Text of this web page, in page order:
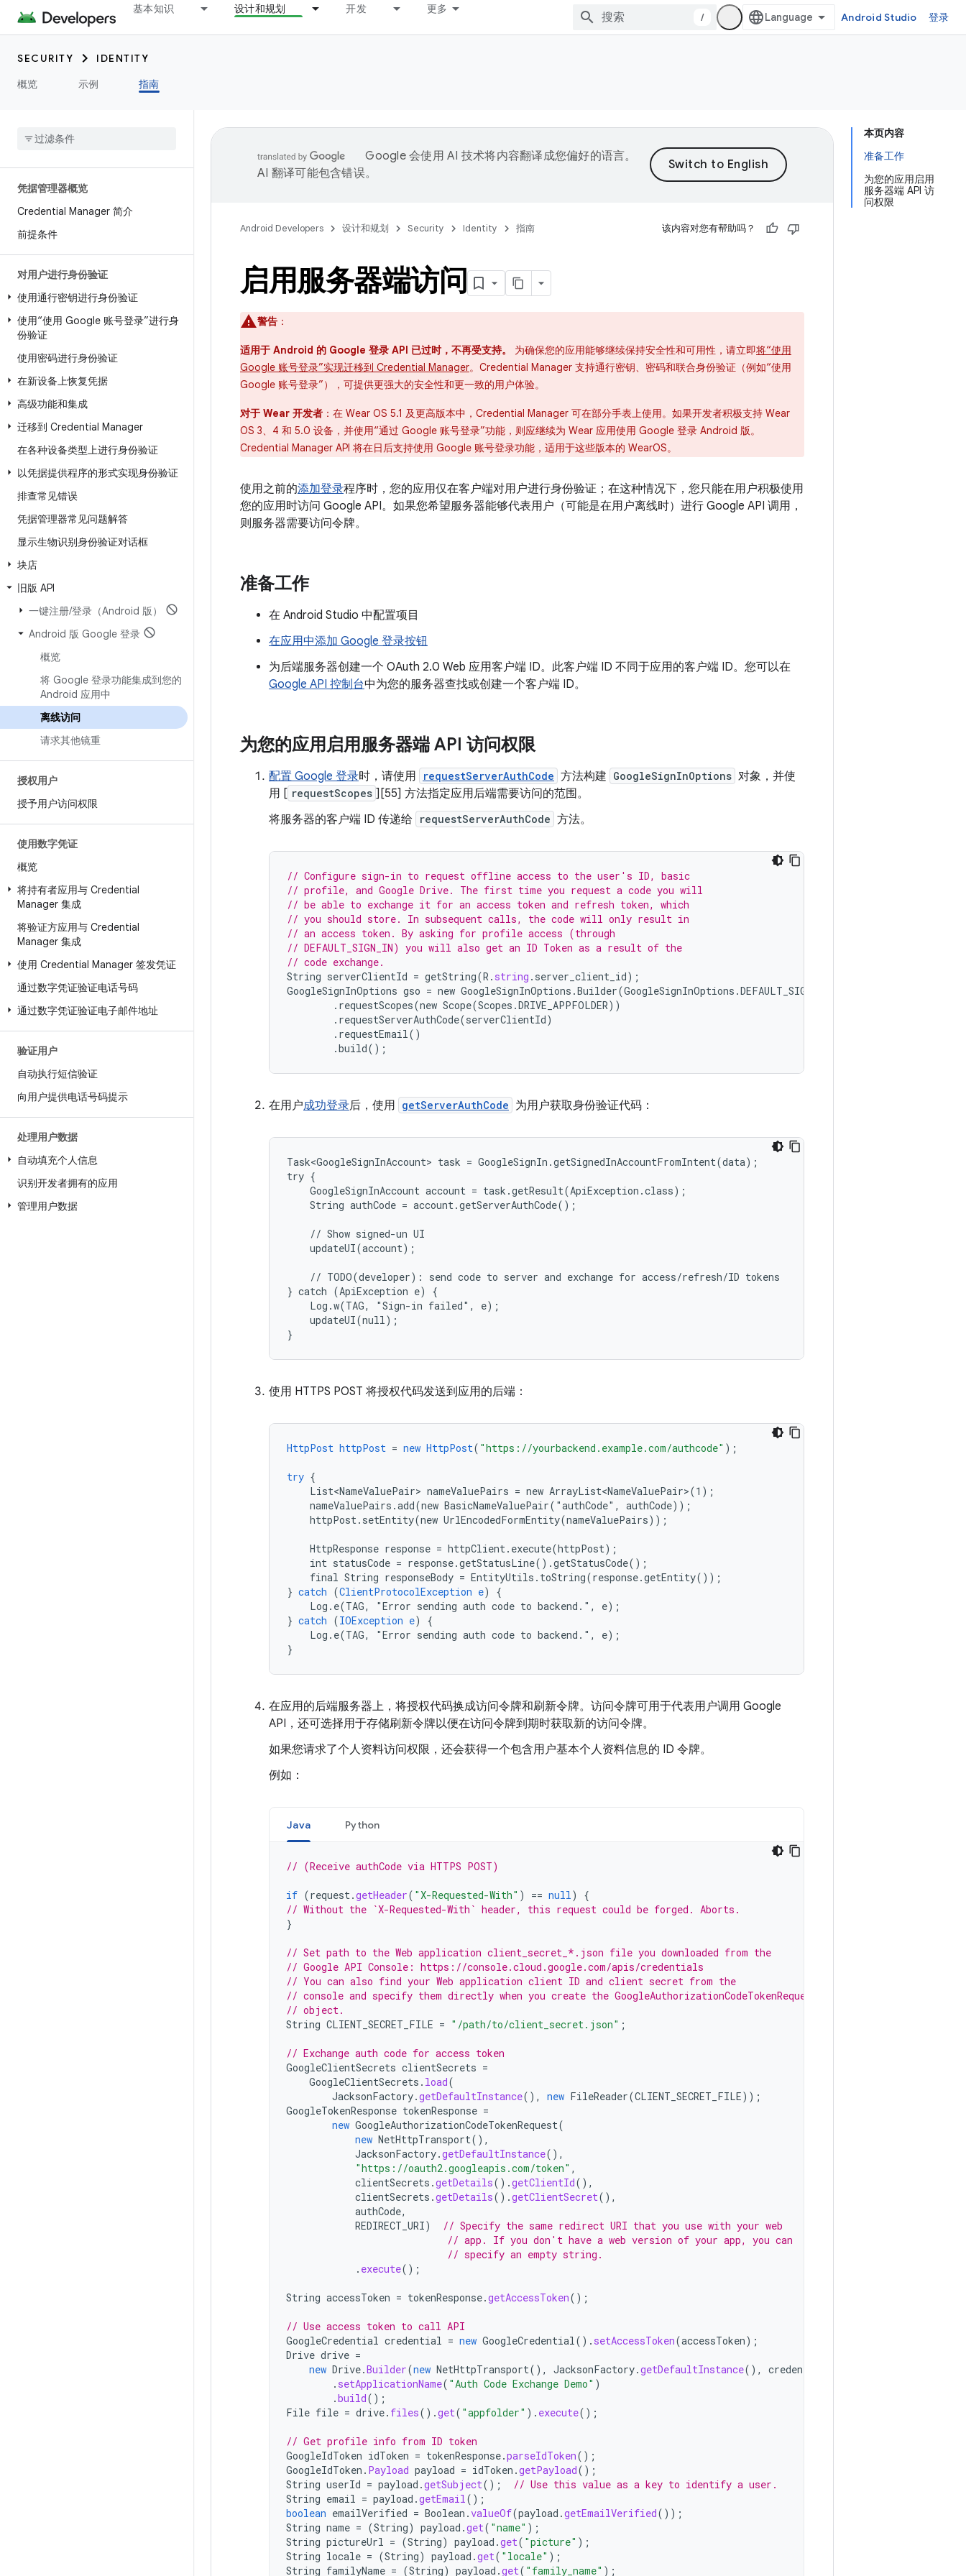
基本知识 设计和规划 开发 更多
/ Android Studio 登录
SECURITY
IDENTITY
概览
示例 指南
凭据管理器概览
Credential Manager 简介
前提条件
对用户进行身份验证
使用通行密钥进行身份验证
使用“使用 Google 账号登录”进行身
份验证
使用密码进行身份验证
在新设备上恢复凭据
高级功能和集成
迁移到 Credential Manager
在各种设备类型上进行身份验证
以凭据提供程序的形式实现身份验证
排查常见错误
凭据管理器常见问题解答
显示生物识别身份验证对话框
块店
旧版 API
一键注册/登录（Android 版）
Android 版 Google 登录
概览
将 Google 登录功能集成到您的
Android 应用中
离线访问
请求其他镜重
授权用户
授予用户访问权限
使用数字凭证
概览
将持有者应用与 Credential
Manager 集成
将验证方应用与 Credential
Manager 集成
使用 Credential Manager 签发凭证
通过数字凭证验证电话号码
通过数字凭证验证电子邮件地址
验证用户
自动执行短信验证
向用户提供电话号码提示
处理用户数据
自动填充个人信息
识别开发者拥有的应用
管理用户数据
本页内容
准备工作
为您的应用启用
服务器端 API 访
问权限
Google 会使用 AI 技术将内容翻译成您偏好的语言。
AI 翻译可能包含错误。
Android Developers 设计和规划 Security Identity 指南 该内容对您有帮助吗？
启用服务器端访问
警告 ：
适用于 Android 的 Google 登录 API 已过时，不再受支持。 为确保您的应用能够继续保持安全性和可用性，请立即将“使用
Google 账号登录”实现迁移到 Credential Manager。Credential Manager 支持通行密钥、密码和联合身份验证（例如“使用
Google 账号登录”），可提供更强大的安全性和更一致的用户体验。
对于 Wear 开发者 ：在 Wear OS 5.1 及更高版本中，Credential Manager 可在部分手表上使用。如果开发者积极支持 Wear
OS 3、4 和 5.0 设备，并使用“通过 Google 账号登录”功能，则应继续为 Wear 应用使用 Google 登录 Android 版。
Credential Manager API 将在日后支持使用 Google 账号登录功能，适用于这些版本的 WearOS。
使用之前的添加登录程序时，您的应用仅在客户端对用户进行身份验证；在这种情况下，您只能在用户积极使用
您的应用时访问 Google API。如果您希望服务器能够代表用户（可能是在用户离线时）进行 Google API 调用，
则服务器需要访问令牌。
准备工作
在 Android Studio 中配置项目
在应用中添加 Google 登录按钮
为后端服务器创建一个 OAuth 2.0 Web 应用客户端 ID。此客户端 ID 不同于应用的客户端 ID。您可以在
Google API 控制台中为您的服务器查找或创建一个客户端 ID。
为您的应用启用服务器端 API 访问权限
配置 Google 登录时，请使用 requestServerAuthCode 方法构建 GoogleSignInOptions 对象，并使
用 [ requestScopes ][55] 方法指定应用后端需要访问的范围。
将服务器的客户端 ID 传递给 requestServerAuthCode 方法。
// Configure sign-in to request offline access to the user's ID, basic
// profile, and Google Drive. The first time you request a code you will
// be able to exchange it for an access token and refresh token, which
// you should store. In subsequent calls, the code will only result in
// an access token. By asking for profile access (through
// DEFAULT_SIGN_IN) you will also get an ID Token as a result of the
// code exchange.
String serverClientId = getString(R . string . server_client_id);
GoogleSignInOptions gso = new GoogleSignInOptions .Builder(GoogleSignInOptions .DEFAULT_SIGN_IN
. requestScopes(new Scope(Scopes .DRIVE_APPFOLDER))
. requestServerAuthCode(serverClientId)
. requestEmail()
.build();
在用户成功登录后，使用 getServerAuthCode 为用户获取身份验证代码：
Task<GoogleSignInAccount> task = GoogleSignIn.getSignedInAccountFromIntent(data);
try {
    GoogleSignInAccount account = task.getResult(ApiException.class);
    String authCode = account.getServerAuthCode();
    // Show signed-un UI
    updateUI(account);
    // TODO(developer): send code to server and exchange for access/refresh/ID tokens
} catch (ApiException e) {
    Log.w(TAG, "Sign-in failed", e);
    updateUI(null);
}
使用 HTTPS POST 将授权代码发送到应用的后端：
HttpPost httpPost = new HttpPost( "https://yourbackend.example.com/authcode" );
try {
List<NameValuePair> nameValuePairs = new ArrayList<NameValuePair>(1) ;
nameValuePairs.add(new BasicNameValuePair("authCode", authCode)) ;
httpPost.setEntity(new UrlEncodedFormEntity(nameValuePairs)) ;
HttpResponse response = httpClient.execute(httpPost) ;
int statusCode = response.getStatusLine().getStatusCode() ;
final String responseBody = EntityUtils.toString(response.getEntity()) ;
} catch (ClientProtocolException e)
{
Log.e(TAG,
"Error sending auth code to backend.", e) ;
} catch (IOException e)
{
Log.e(TAG,
"Error sending auth code to backend.", e) ;
}
在应用的后端服务器上，将授权代码换成访问令牌和刷新令牌。访问令牌可用于代表用户调用 Google
API，还可选择用于存储刷新令牌以便在访问令牌到期时获取新的访问令牌。
如果您请求了个人资料访问权限，还会获得一个包含用户基本个人资料信息的 ID 令牌。
例如：
Java Python
// (Receive authCode via HTTPS POST)
if (request.getHeader( "X-Requested-With" ) == null)
{
// Without the `X-Requested-With` header, this request could be forged. Aborts.
}
// Set path to the Web application client_secret_*.json file you downloaded from the
// Google API Console: https://console.cloud.google.com/apis/credentials
// You can also find your Web application client ID and client secret from the
// console and specify them directly when you create the GoogleAuthorizationCodeTokenRequest
// object.
String CLIENT_SECRET_FILE = "/path/to/client_secret.json" ;
// Exchange auth code for access token
GoogleClientSecrets clientSecrets =
GoogleClientSecrets . load(
JacksonFactory.getDefaultInstance(), new FileReader(CLIENT_SECRET_FILE));
GoogleTokenResponse tokenResponse =
new GoogleAuthorizationCodeTokenRequest(
new NetHttpTransport(),
JacksonFactory.getDefaultInstance(),
"https://oauth2.googleapis.com/token" ,
clientSecrets .getDetails().getClientId(),
clientSecrets .getDetails().getClientSecret(),
authCode,
REDIRECT_URI)
// Specify the same redirect URI that you use with your web
// app. If you don't have a web version of your app, you can
// specify an empty string.
. execute();
String accessToken = tokenResponse.getAccessToken();
// Use access token to call API
GoogleCredential credential = new GoogleCredential(). setAccessToken(accessToken);
Drive drive =
new Drive.Builder(new NetHttpTransport(), JacksonFactory.getDefaultInstance(), credential
. setApplicationName( "Auth Code Exchange Demo" )
.build();
File file = drive. files().get( "appfolder" ). execute();
// Get profile info from ID token
GoogleIdToken idToken = tokenResponse.parseIdToken();
GoogleIdToken . Payload payload = idToken .getPayload();
String userId = payload .getSubject();
// Use this value as a key to identify a user.
String email = payload .getEmail();
boolean emailVerified = Boolean .valueOf(payload .getEmailVerified());
String name = (String) payload .get( "name" );
String pictureUrl = (String) payload .get( "picture" );
String locale = (String) payload .get( "locale" );
String familyName = (String) payload .get( "family_name" );